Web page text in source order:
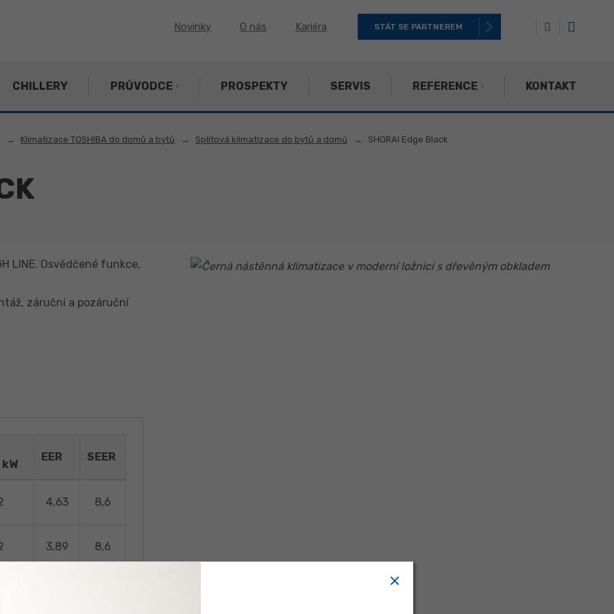
Novinky O nás Kariéra STÁT SE PARTNEREM
CHILLERY PRŮVODCE PROSPEKTY SERVIS REFERENCE KONTAKT
Klimatizace TOSHIBA do domů a bytů Splitová klimatizace do bytů a domů SHORAI Edge Black
LINE. Osvědčené funkce,
záruční a pozáruční
W
EER SEER
4,63 8,6
3,89 8,6